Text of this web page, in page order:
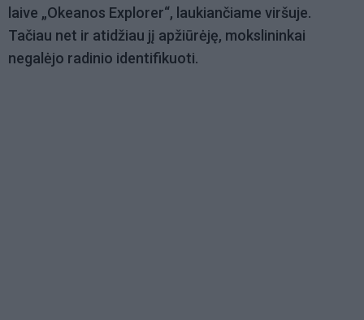
laive „Okeanos Explorer“, laukiančiame viršuje.
Tačiau net ir atidžiau jį apžiūrėję, mokslininkai
negalėjo radinio identifikuoti.